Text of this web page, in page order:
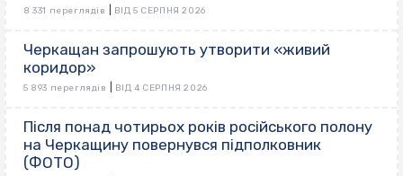
8 331 переглядів ВІД 5 СЕРПНЯ 2026
Черкащан запрошують утворити «живий
коридор»
5 893 переглядів ВІД 4 СЕРПНЯ 2026
Після понад чотирьох років російського полону
на Черкащину повернувся підполковник
(ФОТО)